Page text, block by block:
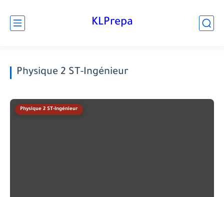
KLPrepa
Physique 2 ST-Ingénieur
Physique 2 ST-Ingénieur